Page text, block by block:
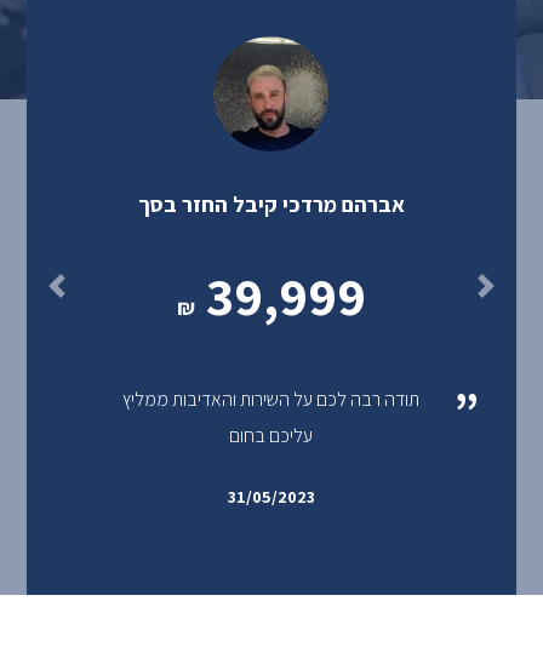
אברהם מרדכי קיבל החזר בסך
39,999
₪
“
תודה רבה לכם על השירות והאדיבות ממליץ
עליכם בחום
31/05/2023